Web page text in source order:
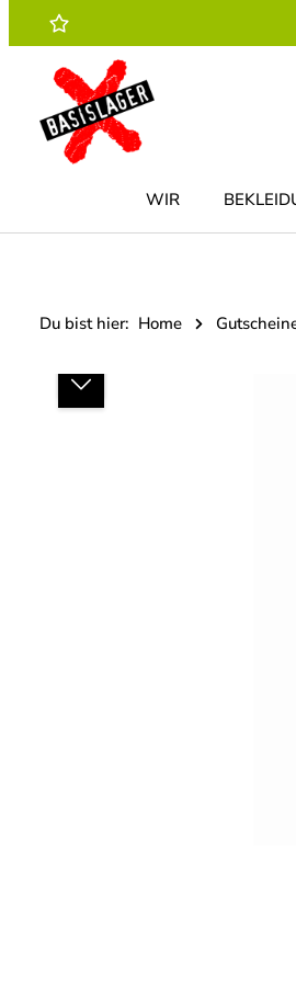
Hauptinhalt springen
Zur Suche springen
Zur Hauptnavigation springen
WIR
Du bist hier: Home
Bildergalerie überspringen